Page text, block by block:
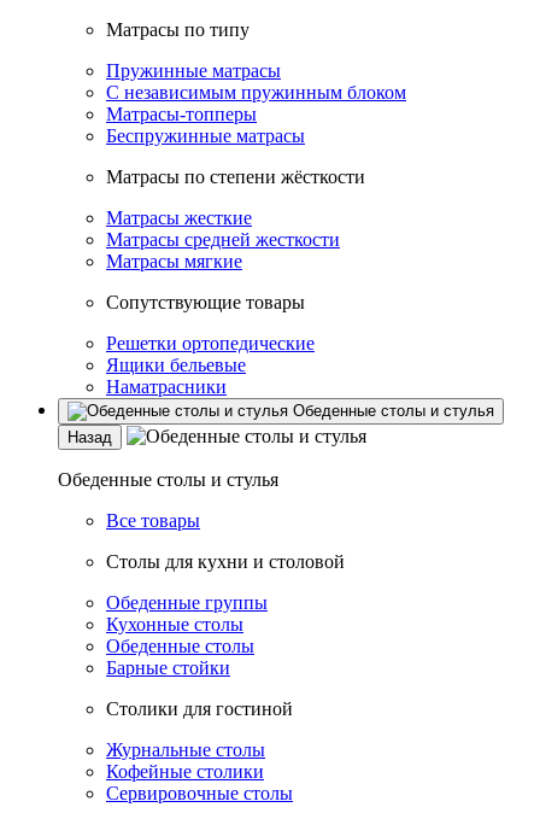
Матрасы по типу
Пружинные матрасы
С независимым пружинным блоком
Матрасы-топперы
Беспружинные матрасы
Матрасы по степени жёсткости
Матрасы жесткие
Матрасы средней жесткости
Матрасы мягкие
Сопутствующие товары
Решетки ортопедические
Ящики бельевые
Наматрасники
Обеденные столы и стулья
Назад
Обеденные столы и стулья
Все товары
Столы для кухни и столовой
Обеденные группы
Кухонные столы
Обеденные столы
Барные стойки
Столики для гостиной
Журнальные столы
Кофейные столики
Сервировочные столы